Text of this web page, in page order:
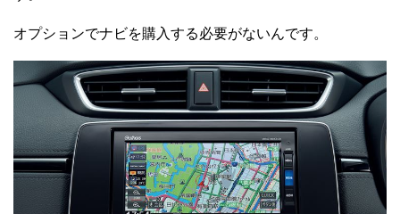
オプションでナビを購入する必要がないんです。